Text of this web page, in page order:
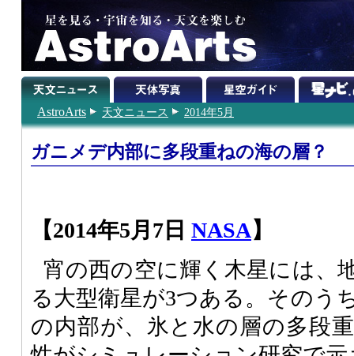
AstroArts 天文ニュース 2014年5月
ガニメデ内部に多段重ねの海の層？
【2014年5月7日 NASA】
宵の西の空に輝く木星には、
る大型衛星が3つある。そのう
の内部が、氷と水の層の多段